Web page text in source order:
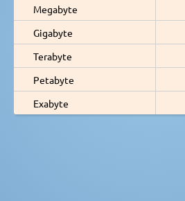
Megabyte
Gigabyte
Terabyte
Petabyte
Exabyte